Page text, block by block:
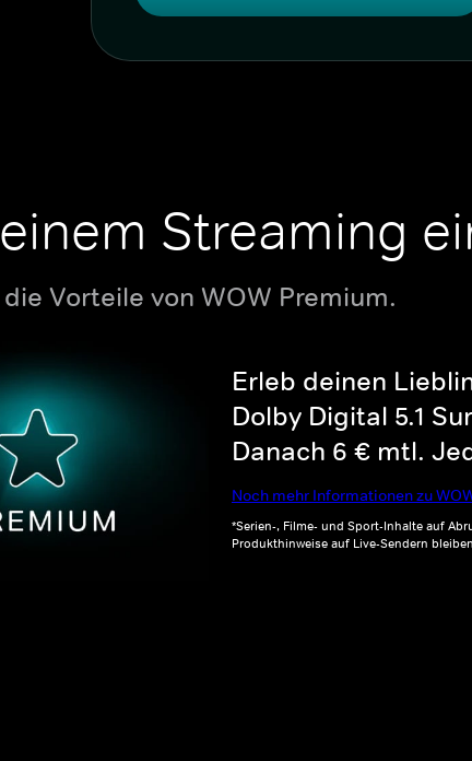
Streaming
Vorteile von WOW Premium.
Erleb deinen
Dolby Digital 5.1
Danach 6 € mtl.
Noch mehr Informationen zu
*Serien-, Filme- und Sport-Inhalte auf
Produkthinweise auf Live-Sendern